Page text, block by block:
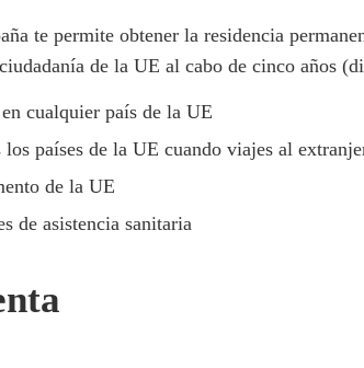
te permite obtener la residencia
de la UE al cabo de cinco años
cualquier país de la UE
países de la UE cuando viajes al
de la UE
de asistencia sanitaria